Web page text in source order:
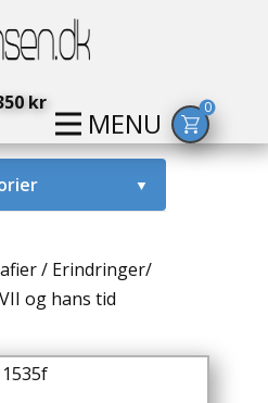
MENU
kr 0
▼
Bøger
/ Erindringer/
og hans tid
1535f